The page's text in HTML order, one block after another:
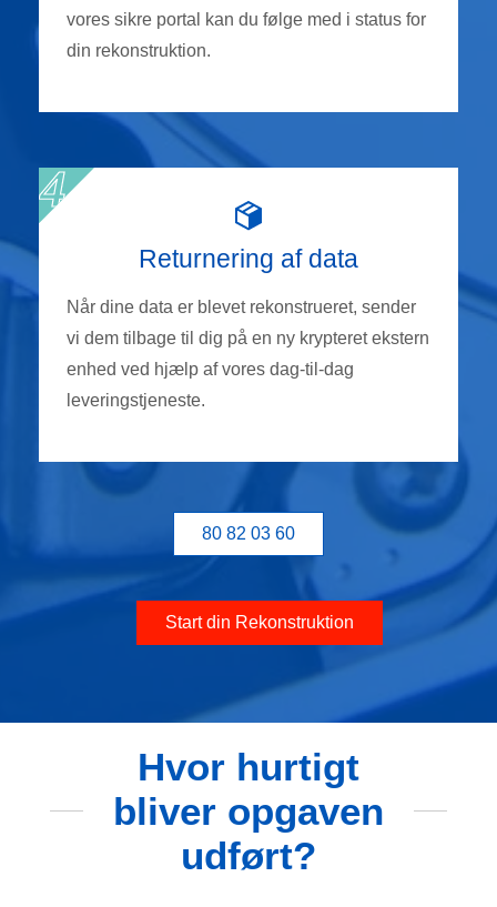
vores sikre portal kan du følge med i status for
din rekonstruktion.
Returnering af data
Når dine data er blevet rekonstrueret, sender
vi dem tilbage til dig på en ny krypteret ekstern
enhed ved hjælp af vores dag-til-dag
leveringstjeneste.
80 82 03 60
Start din Rekonstruktion
Hvor hurtigt
bliver opgaven
udført?